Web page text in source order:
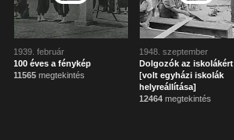
1939. február
100 éves a fénykép
11565 megtekintés
1948. szeptember
Dolgozók az iskolákért
[volt egyházi iskolák
helyreállítása]
12464 megtekintés